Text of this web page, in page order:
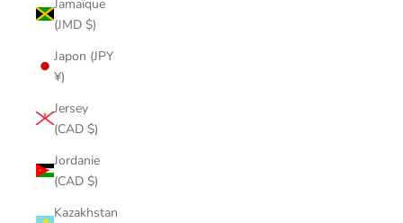
Jamaïque
(JMD $)
Japon (JPY
¥)
Jersey
(CAD $)
Jordanie
(CAD $)
Kazakhstan